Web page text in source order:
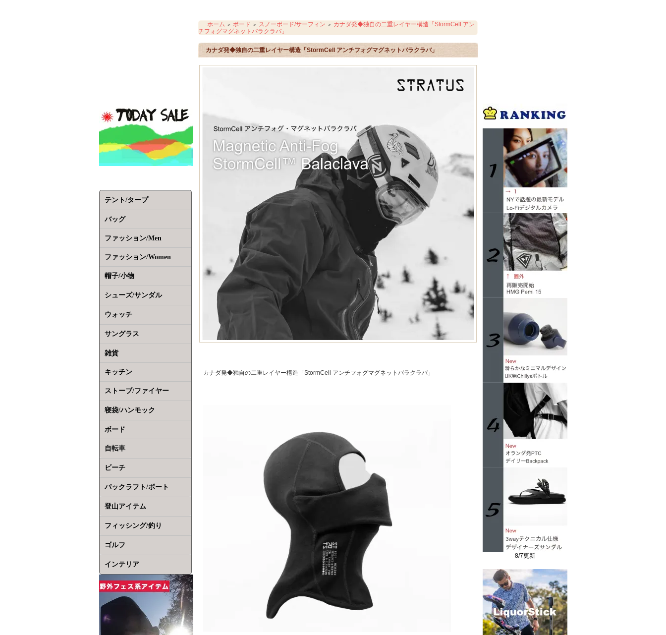
テント/タープ
バッグ
ファッション/Men
ファッション/Women
帽子/小物
シューズ/サンダル
ウォッチ
サングラス
雑貨
キッチン
ストーブ/ファイヤー
寝袋/ハンモック
ボード
自転車
ビーチ
パックラフト/ボート
登山アイテム
フィッシング/釣り
ゴルフ
インテリア
ホーム ＞ ボード ＞ スノーボード/サーフィン ＞ カナダ発◆独自の二重レイヤー構造「StormCell アン
チフォグマグネットバラクラバ」
カナダ発◆独自の二重レイヤー構造「StormCell アンチフォグマグネットバラクラバ」
カナダ発◆独自の二重レイヤー構造「StormCell アンチフォグマグネットバラクラバ」
8/7更新